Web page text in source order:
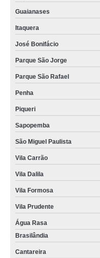
Guaianases
Itaquera
José Bonifácio
Parque São Jorge
Parque São Rafael
Penha
Piqueri
Sapopemba
São Miguel Paulista
Vila Carrão
Vila Dalila
Vila Formosa
Vila Prudente
Água Rasa
Brasilândia
Cantareira